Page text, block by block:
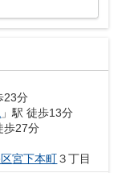
23分
」駅 徒歩13分
歩27分
宮下本町３丁目